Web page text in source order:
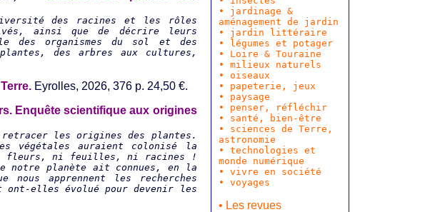
• jardinage &
aménagement de jardin
• jardin littéraire
•
légumes et potager
• Loire & Touraine
• milieux naturels
• oiseaux
• papeterie, jeux
• paysage
• penser, réfléchir
• santé, bien-être
• sciences de Terre,
astronomie
• technologies et
monde numérique
• vivre en société
• voyages
• Les revues
des racines et les rôles
ainsi que de décrire leurs
des organismes du sol et des
des arbres aux cultures,
Eyrolles, 2026, 376 p. 24,50 €.
Enquête scientifique aux origines
retracer les origines des plantes.
végétales auraient colonisé la
fleurs, ni feuilles, ni racines !
notre planète ait connues, en la
nous apprennent les recherches
ont-elles évolué pour devenir les